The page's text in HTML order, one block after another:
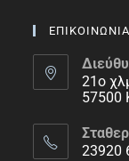
ΕΠΙΚΟΙΝΩΝΙΑ
21ο
57500
23920